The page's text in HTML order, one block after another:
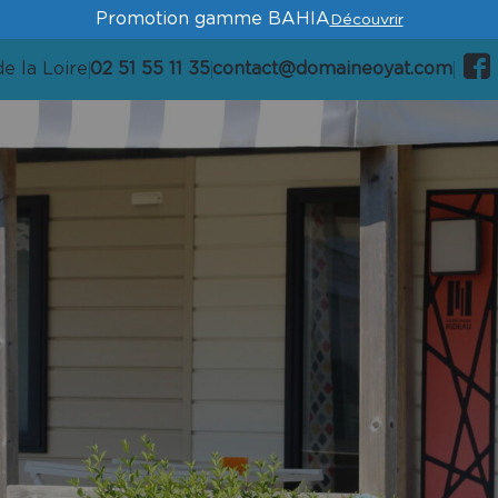
Promotion gamme BAHIADécouvrir
la Loire 02 51 55 11 35contact@domaineoyat.com